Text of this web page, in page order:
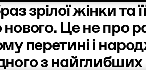
зрілої жінки
Це не про
перетині і
з найглибших